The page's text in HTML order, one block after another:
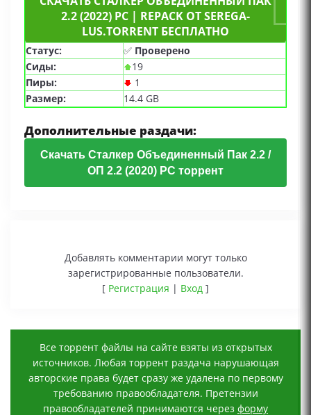
2.2 (2022) PC | REPACK ОТ SEREGA-
LUS.TORRENT БЕСПЛАТНО
Статус: ✅ Проверено
Сиды:
19
Пиры:
1
Размер:
14.4 GB
Дополнительные раздачи:
Скачать Сталкер Объединенный Пак 2.2 /
ОП 2.2 (2020) PC торрент
Добавлять комментарии могут только
зарегистрированные пользователи.
[ Регистрация | Вход ]
Все торрент файлы на сайте взяты из открытых
источников. Любая торрент раздача нарушающая
авторские права будет сразу же удалена по первому
требованию правообладателя. Претензии
правообладателей принимаются через форму